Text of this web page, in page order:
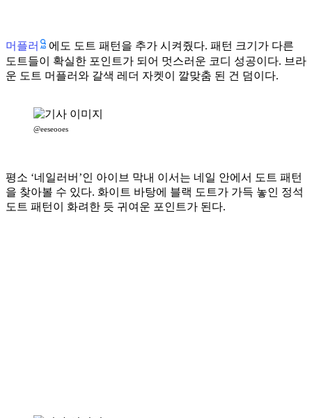
머플러
에도 도트 패턴을 추가 시켜줬다. 패턴 크기가 다른
도트들이 확실한 포인트가 되어 멋스러운 코디 성공이다. 브라
운 도트 머플러와 갈색 레더 자켓이 깔맞춤 된 건 덤이다.
@eeseooes
평소 ‘네일러버’인 아이브 막내 이서는 네일 안에서 도트 패턴
을 찾아볼 수 있다. 화이트 바탕에 블랙 도트가 가득 놓인 정석
도트 패턴이 화려한 듯 귀여운 포인트가 된다.